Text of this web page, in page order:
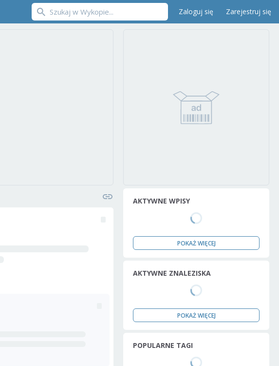
Zaloguj się Zarejestruj się
AKTYWNE WPISY
POKAŻ WIĘCEJ
AKTYWNE ZNALEZISKA
POKAŻ WIĘCEJ
POPULARNE TAGI